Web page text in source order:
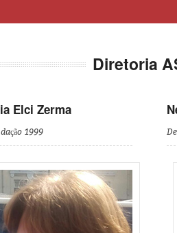
Diretoria
Elci Zerma
1999